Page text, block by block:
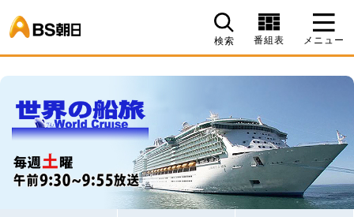
検索 番組表 メニュー